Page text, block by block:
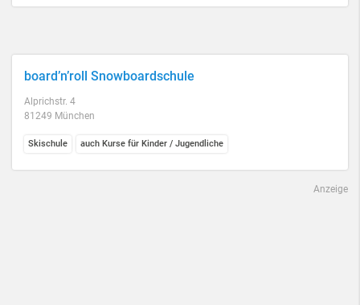
board’n’roll Snowboardschule
Alprichstr. 4
81249 München
Skischule auch Kurse für Kinder / Jugendliche
Anzeige